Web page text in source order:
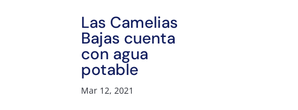
Las Camelias
Bajas cuenta
con agua
potable
Mar 12, 2021